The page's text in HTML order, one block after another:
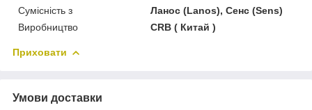
Сумісність з
Ланос (Lanos), Сенс (Sens)
Виробництво
CRB ( Китай )
Приховати
Умови доставки